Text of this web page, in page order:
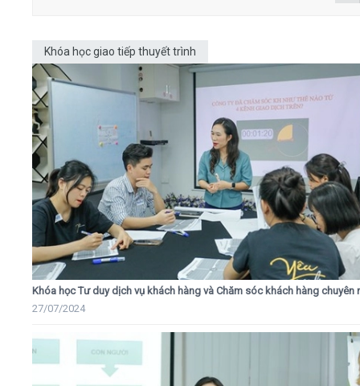
Khóa học giao tiếp thuyết trình
Khóa học Tư duy dịch vụ khách hàng và Chăm sóc khách hàng chuyên
27/07/2024